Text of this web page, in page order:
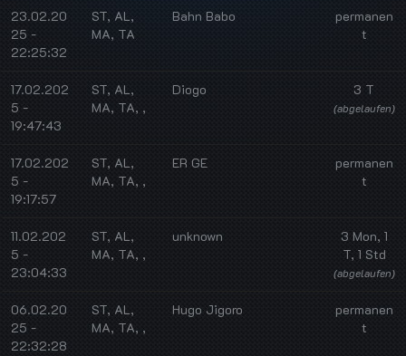
23.02.20
25 -
22:25:32
ST, AL,
MA, TA
Bahn Babo
permanen
t
17.02.202
5 -
19:47:43
ST, AL,
MA, TA, ,
Diogo 3 T
(abgelaufen)
17.02.202
5 -
19:17:57
ST, AL,
MA, TA, ,
ER GE
permanen
t
11.02.202
5 -
23:04:33
ST, AL,
MA, TA, ,
unknown
3 Mon, 1
T, 1 Std
(abgelaufen)
06.02.20
25 -
22:32:28
ST, AL,
MA, TA, ,
Hugo Jigoro
permanen
t